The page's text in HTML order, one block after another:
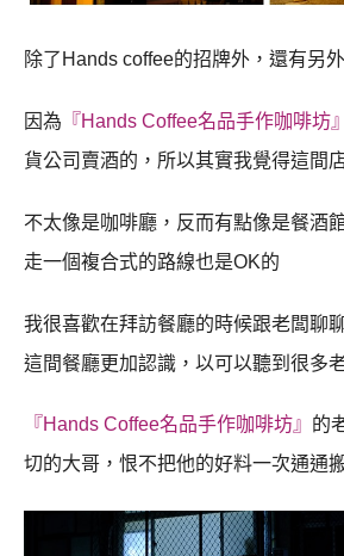
除了Hands coffee的招牌外，還有另
因為 『Hands Coffee名品手作咖啡坊』
貨公司賣酒的，所以其實我覺得這間
不太像是咖啡廳，反而有點像是餐酒
走一個複合式的路線也是OK的
我很喜歡在拜訪餐廳的時候跟老闆聊
這間餐廳更加認識，以可以聽到很多
『Hands Coffee名品手作咖啡坊』 的
切的大哥，恨不把他的好料一次通通